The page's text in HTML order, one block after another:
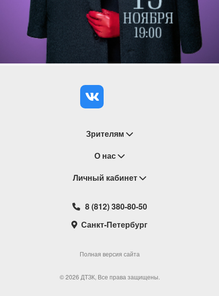
Зрителям
Восстановление билетов
Замена / Отмена / Перенос мероприятий
Возврат билетов
Новости
О нас
О компании
Театральные кассы
Наши партнеры
Школьная программа
Личный кабинет
Избранное
8 (812) 380-80-50
Санкт-Петербург
Полная версия сайта
© 2026 ДТЗК, Все права защищены.